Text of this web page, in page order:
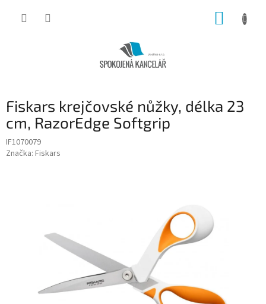
Fiskars krejčovské nůžky, délka 23
cm, RazorEdge Softgrip
IF1070079
Značka: Fiskars